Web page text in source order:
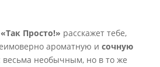
«Так Просто!» расскажет тебе,
ароматную и сочную
необычным, но в то же